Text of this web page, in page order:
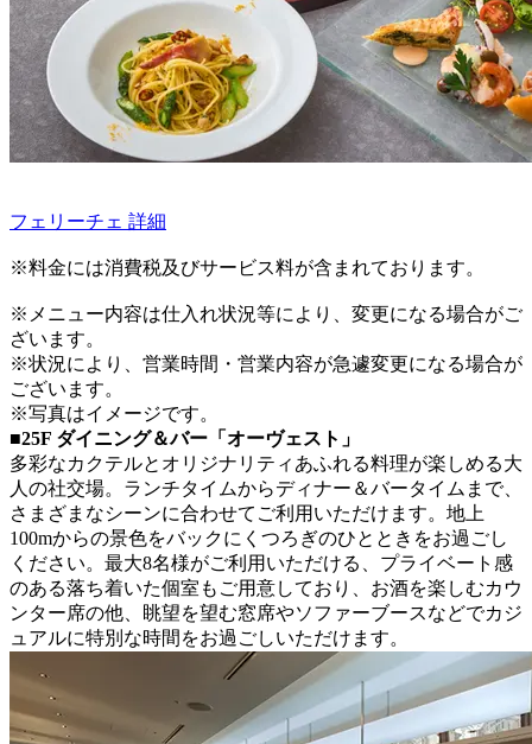
フェリーチェ 詳細
※料金には消費税及びサービス料が含まれております。
※メニュー内容は仕入れ状況等により、変更になる場合がご
ざいます。
※状況により、営業時間・営業内容が急遽変更になる場合が
ございます。
※写真はイメージです。
■25F ダイニング＆バー「オーヴェスト」
多彩なカクテルとオリジナリティあふれる料理が楽しめる大
人の社交場。ランチタイムからディナー＆バータイムまで、
さまざまなシーンに合わせてご利用いただけます。地上
100mからの景色をバックにくつろぎのひとときをお過ごし
ください。最大8名様がご利用いただける、プライベート感
のある落ち着いた個室もご用意しており、お酒を楽しむカウ
ンター席の他、眺望を望む窓席やソファーブースなどでカジ
ュアルに特別な時間をお過ごしいただけます。